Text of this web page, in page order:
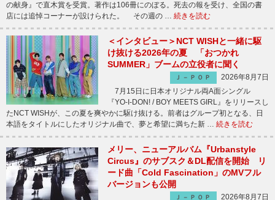
の献身』で直木賞を受賞。著作は106冊にのぼる。死去の報を受け、全国の書
店には追悼コーナーが設けられた。 その週の … 続きを読む
＜インタビュー＞NCT WISHと一緒に駆
け抜ける2026年の夏 「おつかれ
SUMMER」ブームの立役者に聞く
Ｊ－ＰＯＰ
2026年8月7日
7月15日に日本オリジナル両A面シングル
『YO-I-DON! / BOY MEETS GIRL』をリリースし
たNCT WISHが、この夏を爽やかに駆け抜ける。前者はグループ初となる、日
本語をタイトルにしたオリジナル曲で、夢と希望に満ちた新 … 続きを読む
メリー、ニューアルバム『Urbanstyle
Circus』のサブスク＆DL配信を開始 リ
ード曲「Cold Fascination」のMVフル
バージョンも公開
Ｊ－ＰＯＰ
2026年8月7日